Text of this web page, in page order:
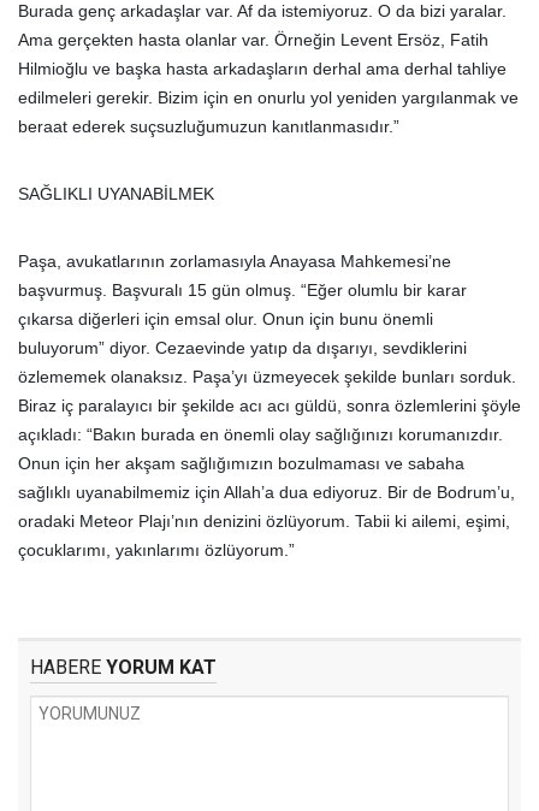
Burada genç arkadaşlar var. Af da istemiyoruz. O da bizi yaralar.
Ama gerçekten hasta olanlar var. Örneğin Levent Ersöz, Fatih
Hilmioğlu ve başka hasta arkadaşların derhal ama derhal tahliye
edilmeleri gerekir. Bizim için en onurlu yol yeniden yargılanmak ve
beraat ederek suçsuzluğumuzun kanıtlanmasıdır.”
SAĞLIKLI UYANABİLMEK
Paşa, avukatlarının zorlamasıyla Anayasa Mahkemesi’ne
başvurmuş. Başvuralı 15 gün olmuş. “Eğer olumlu bir karar
çıkarsa diğerleri için emsal olur. Onun için bunu önemli
buluyorum” diyor. Cezaevinde yatıp da dışarıyı, sevdiklerini
özlememek olanaksız. Paşa’yı üzmeyecek şekilde bunları sorduk.
Biraz iç paralayıcı bir şekilde acı acı güldü, sonra özlemlerini şöyle
açıkladı: “Bakın burada en önemli olay sağlığınızı korumanızdır.
Onun için her akşam sağlığımızın bozulmaması ve sabaha
sağlıklı uyanabilmemiz için Allah’a dua ediyoruz. Bir de Bodrum’u,
oradaki Meteor Plajı’nın denizini özlüyorum. Tabii ki ailemi, eşimi,
çocuklarımı, yakınlarımı özlüyorum.”
HABERE YORUM KAT